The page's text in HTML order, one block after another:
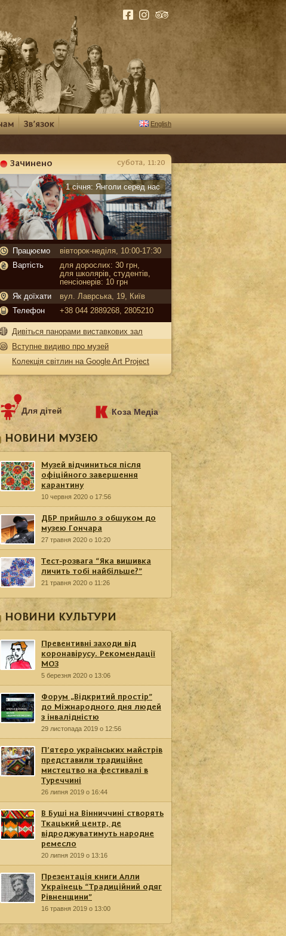
English
Зачинено
Карантин
субота, 11:20
1 січня: Янголи серед нас
Працюємо
вівторок-неділя, 10:00-17:30
Вартість
для дорослих: 30 грн,
для школярів, студентів,
пенсіонерів: 10 грн
Як доїхати
вул. Лаврська, 19, Київ
Телефон
+38 044 2889268, 2805210
Дивіться панорами виставкових зал
Вступне видиво про музей
Колекція світлин на Google Art Project
Для дітей Коза Медіа
НОВИНИ МУЗЕЮ
Музей відчиниться після
офіційного завершення
карантину
10 червня 2020 о 17:56
ДБР прийшло з обшуком до
музею Гончара
27 травня 2020 о 10:20
Тест-розвага “Яка вишивка
личить тобі найбільше?”
21 травня 2020 о 11:26
НОВИНИ КУЛЬТУРИ
Превентивні заходи від
коронавірусу. Рекомендації
МОЗ
5 березня 2020 о 13:06
Форум „Відкритий простір”
до Міжнародного дня людей
з інвалідністю
29 листопада 2019 о 12:56
П’ятеро українських майстрів
представили традиційне
мистецтво на фестивалі в
Туреччині
26 липня 2019 о 16:44
В Буші на Вінниччині створять
Ткацький центр, де
відроджуватимуть народне
ремесло
20 липня 2019 о 13:16
Презентація книги Алли
Українець “Традиційний одяг
Рівненщини”
16 травня 2019 о 13:00